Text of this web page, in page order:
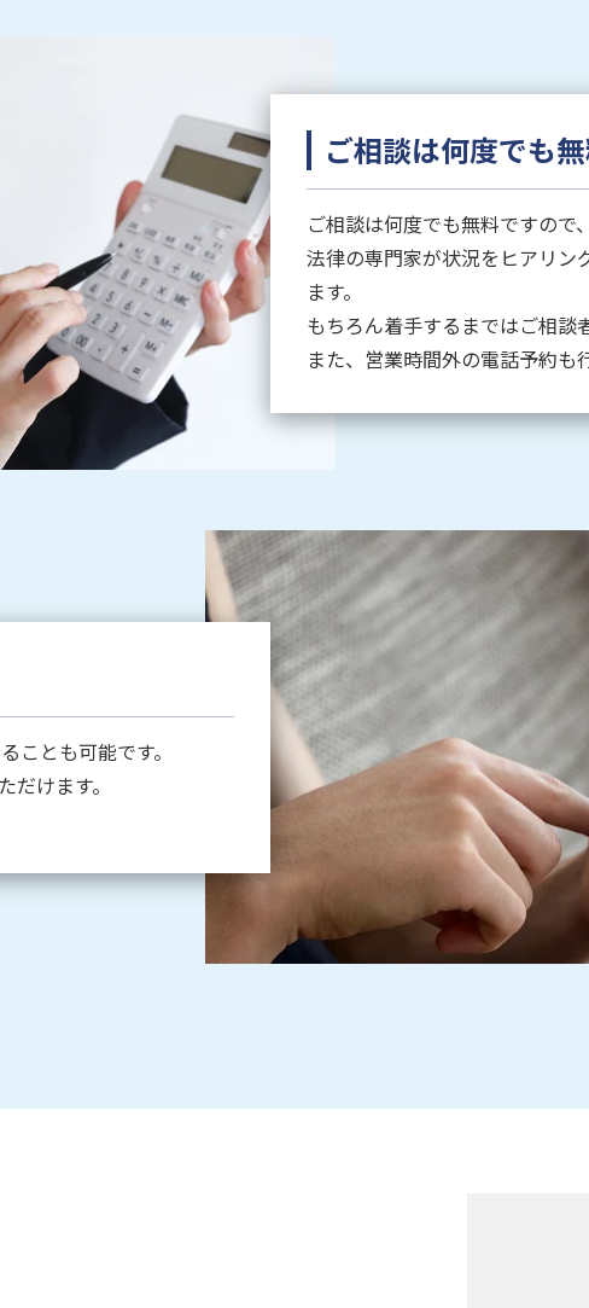
ご相談は何度でも
ご相談は何度でも無料ですので
法律の専門家が状況をヒアリン
ます。
もちろん着手するまではご相談
また、営業時間外の電話予約も
ことも可能です。
だけます。